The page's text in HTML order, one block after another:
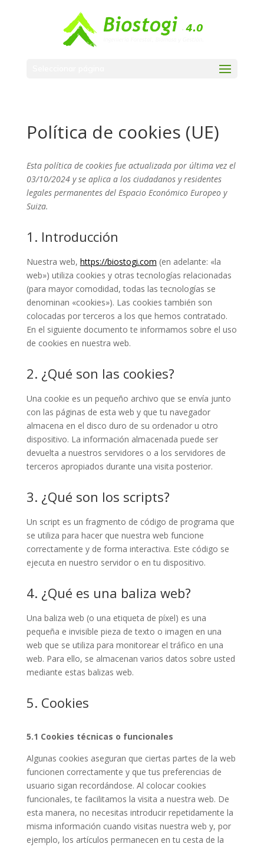
Política de cookies (UE)
Esta política de cookies fue actualizada por última vez el
03/10/2024 y se aplica a los ciudadanos y residentes
legales permanentes del Espacio Económico Europeo y
Suiza.
1. Introducción
Nuestra web, https://biostogi.com (en adelante: «la
web») utiliza cookies y otras tecnologías relacionadas
(para mayor comodidad, todas las tecnologías se
denominan «cookies»). Las cookies también son
colocadas por terceros a los que hemos contratado.
En el siguiente documento te informamos sobre el uso
de cookies en nuestra web.
2. ¿Qué son las cookies?
Una cookie es un pequeño archivo que se envía junto
con las páginas de esta web y que tu navegador
almacena en el disco duro de su ordenador u otro
dispositivo. La información almacenada puede ser
devuelta a nuestros servidores o a los servidores de
terceros apropiados durante una visita posterior.
3. ¿Qué son los scripts?
Un script es un fragmento de código de programa que
se utiliza para hacer que nuestra web funcione
correctamente y de forma interactiva. Este código se
ejecuta en nuestro servidor o en tu dispositivo.
4. ¿Qué es una baliza web?
Una baliza web (o una etiqueta de píxel) es una
pequeña e invisible pieza de texto o imagen en una
web que se utiliza para monitorear el tráfico en una
web. Para ello, se almacenan varios datos sobre usted
mediante estas balizas web.
5. Cookies
5.1 Cookies técnicas o funcionales
Algunas cookies aseguran que ciertas partes de la web
funcionen correctamente y que tus preferencias de
usuario sigan recordándose. Al colocar cookies
funcionales, te facilitamos la visita a nuestra web. De
esta manera, no necesitas introducir repetidamente la
misma información cuando visitas nuestra web y, por
ejemplo, los artículos permanecen en tu cesta de la